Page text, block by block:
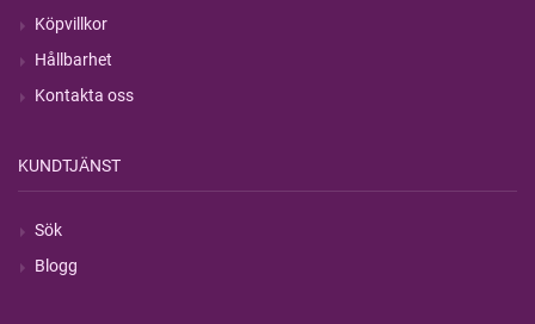
Köpvillkor
Hållbarhet
Kontakta oss
KUNDTJÄNST
Sök
Blogg